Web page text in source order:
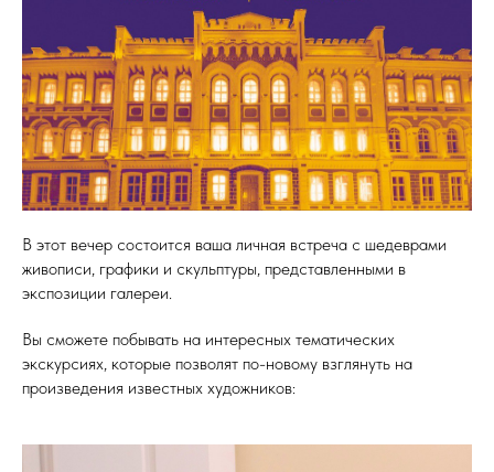
В этот вечер состоится ваша личная встреча с шедеврами
живописи, графики и скульптуры, представленными в
экспозиции галереи.
Вы сможете побывать на интересных тематических
экскурсиях, которые позволят по-новому взглянуть на
произведения известных художников: